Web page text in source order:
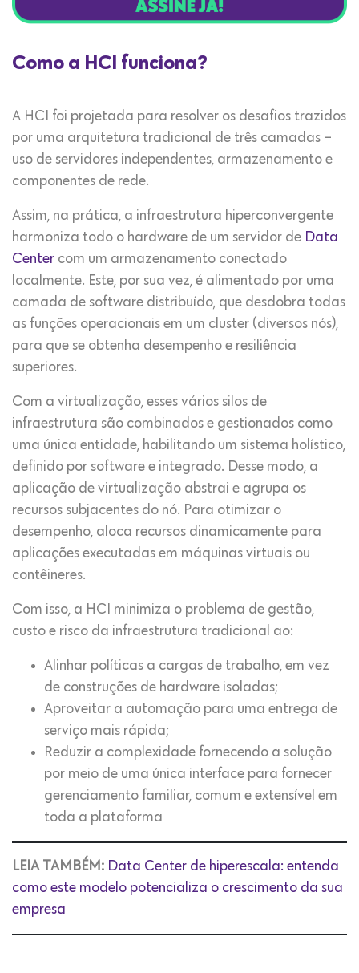
Como a HCI funciona?
A HCI foi projetada para resolver os desafios trazidos
por uma arquitetura tradicional de três camadas –
uso de servidores independentes, armazenamento e
componentes de rede.
Assim, na prática, a infraestrutura hiperconvergente
harmoniza todo o hardware de um servidor de Data
Center com um armazenamento conectado
localmente. Este, por sua vez, é alimentado por uma
camada de software distribuído, que desdobra todas
as funções operacionais em um cluster (diversos nós),
para que se obtenha desempenho e resiliência
superiores.
Com a virtualização, esses vários silos de
infraestrutura são combinados e gestionados como
uma única entidade, habilitando um sistema holístico,
definido por software e integrado. Desse modo, a
aplicação de virtualização abstrai e agrupa os
recursos subjacentes do nó. Para otimizar o
desempenho, aloca recursos dinamicamente para
aplicações executadas em máquinas virtuais ou
contêineres.
Com isso, a HCI minimiza o problema de gestão,
custo e risco da infraestrutura tradicional ao:
Alinhar políticas a cargas de trabalho, em vez
de construções de hardware isoladas;
Aproveitar a automação para uma entrega de
serviço mais rápida;
Reduzir a complexidade fornecendo a solução
por meio de uma única interface para fornecer
gerenciamento familiar, comum e extensível em
toda a plataforma
LEIA TAMBÉM: Data Center de hiperescala: entenda
como este modelo potencializa o crescimento da sua
empresa